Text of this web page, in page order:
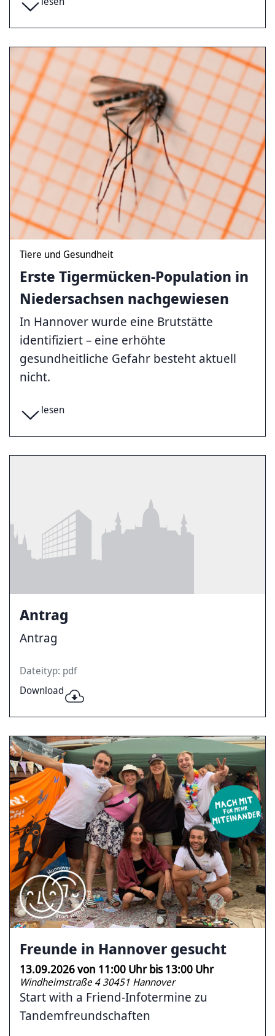
Tiere und Gesundheit
Erste Tigermücken-Population in
Niedersachsen nachgewiesen
In Hannover wurde eine Brutstätte
identifiziert – eine erhöhte
gesundheitliche Gefahr besteht aktuell
nicht.
lesen
Antrag
Antrag
Dateityp: pdf
Download
Freunde in Hannover gesucht
13.09.2026von 11:00 Uhr bis 13:00 Uhr
Windheimstraße 4 30451 Hannover
Start with a Friend-Infotermine zu
Tandemfreundschaften